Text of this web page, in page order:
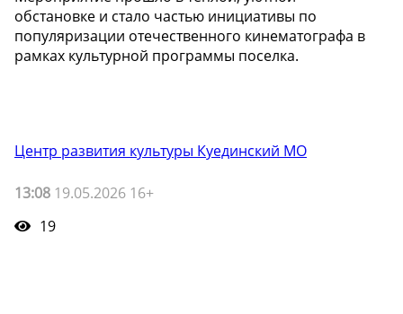
обстановке и стало частью инициативы по
популяризации отечественного кинематографа в
рамках культурной программы поселка.
Центр развития культуры Куединский МО
13:08 19.05.2026 16+
19